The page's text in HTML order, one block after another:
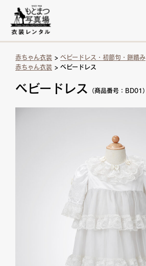
赤ちゃん衣装 > ベビードレス・初節句・餅踏み
赤ちゃん衣装 > ベビードレス
ベビードレス （商品番号：BD01）